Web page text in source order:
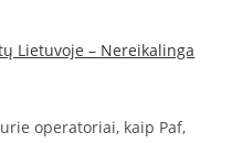
Lietuvoje – Nereikalinga
operatoriai, kaip Paf,